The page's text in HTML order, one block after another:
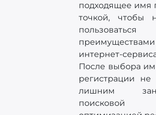
подходящее имя
точкой, чтобы
пользоваться
преимуществами
интернет-
После выбора
регистрации не
лишним
поисковой